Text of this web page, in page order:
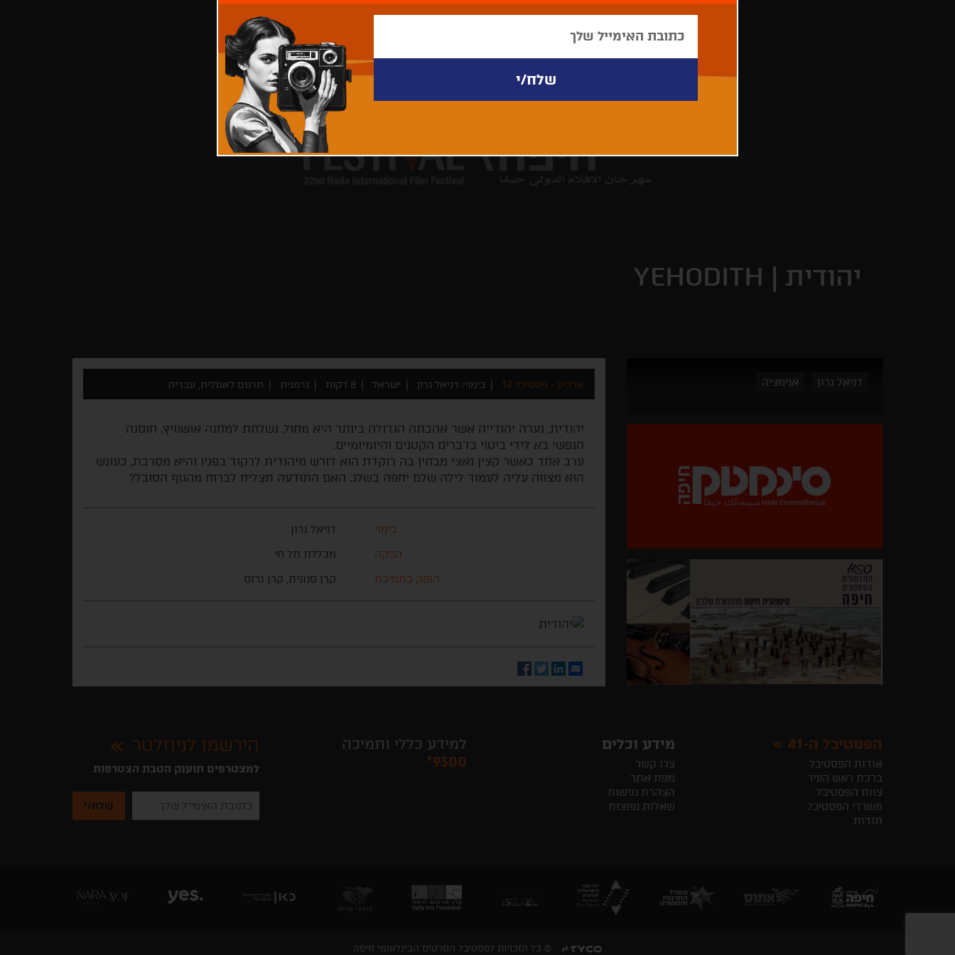
יהודית | YEHODITH
דניאל גרון אנימציה ארכיון - פסטיבל 32 בימוי: דניאל גרון ישראל 8 דקות גרמנית תרגום לאנגלית, עברית
יהודית, נערה יהודייה אשר אהבתה הגדולה ביותר היא מחול, נשלחת למחנה אושוויץ. חוסנה
הנפשי בא לידי ביטוי בדברים הקטנים והיומיומיים.
ערב אחד כאשר קצין נאצי מבחין בה רוקדת הוא דורש מיהודית לרקוד בפניו והיא מסרבת, כעונש
הוא מצווה עליה לעמוד לילה שלם יחפה בשלג. האם התודעה תצליח לברוח מהגוף הסובל?
בימוי
דניאל גרון
הפקה
מכללת תל חי
הופק בתמיכת
קרן סנונית, קרן גרוס
Email
LinkedIn
Twitter
Facebook
הפסטיבל ה-41
אודות הפסטיבל
ברכת ראש העיר
צוות הפסטיבל
משרדי הפסטיבל
תודות
מידע וכלים
צרו קשר
מפת אתר
הצהרת נגישות
שאלות נפוצות
למידע כללי ותמיכה
*9300
הירשמו לניוזלטר
למצטרפים תוענק הטבת הצטרפות
להזין
את
ניוזלטרים
© כל הזכויות לפסטיבל הסרטים הבינלאומי חיפה